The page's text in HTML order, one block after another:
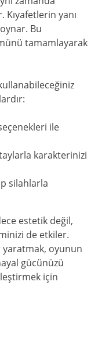
Kıyafetlerin yanı
Bu
tamamlayarak
ile
karakterinizi
silahlarla
estetik değil,
de etkiler.
yaratmak, oyunun
gücünüzü
için